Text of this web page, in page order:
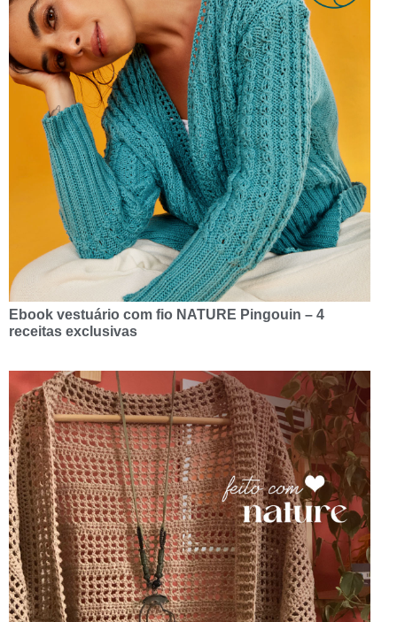
Ebook vestuário com fio NATURE Pingouin – 4
receitas exclusivas